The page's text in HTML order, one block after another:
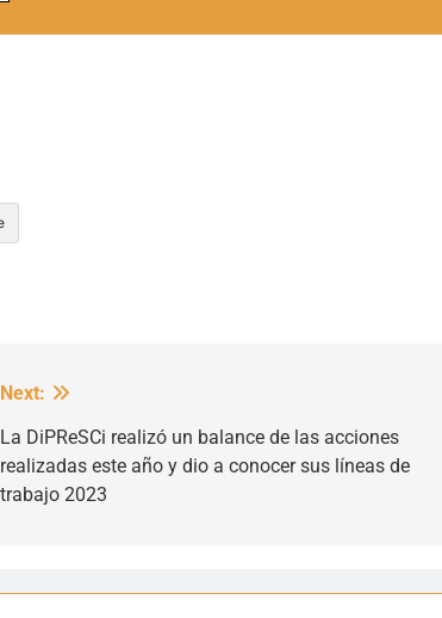
Next:
La DiPReSCi realizó un balance de las acciones
realizadas este año y dio a conocer sus líneas de
trabajo 2023